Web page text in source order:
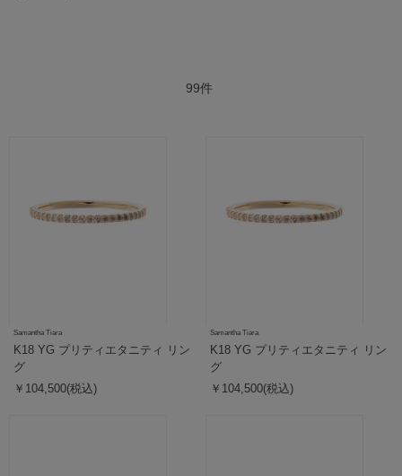
99件
Samantha Tiara
K18 YG プリティエタニティ リン
グ
￥104,500(税込)
Samantha Tiara
K18 YG プリティエタニティ リン
グ
￥104,500(税込)